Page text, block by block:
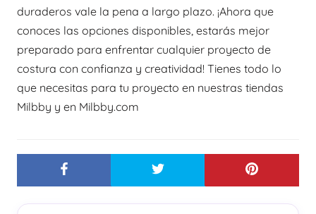
duraderos vale la pena a largo plazo. ¡Ahora que
conoces las opciones disponibles, estarás mejor
preparado para enfrentar cualquier proyecto de
costura con confianza y creatividad! Tienes todo lo
que necesitas para tu proyecto en nuestras tiendas
Milbby y en Milbby.com